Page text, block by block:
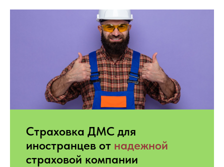
Страховка ДМС для
иностранцев от надежной
страховой компании